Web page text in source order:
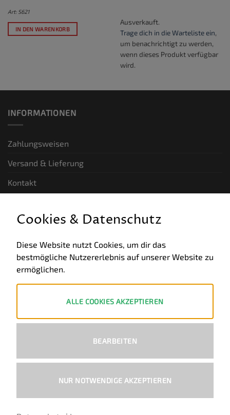
Art: S621
IN DEN WARENKORB
Ausverkauft.
Trage dich in die Warteliste ein,
um benachrichtigt zu werden,
wenn dieses Produkt verfügbar
wird.
INFORMATIONEN
Zahlungsweisen
Versand & Lieferung
Kontakt
Allgemeine Geschäftsbedingungen
Datenschutz
PayPal Visa MasterCard
Bank
Cookies & Datenschutz
Diese Website nutzt Cookies, um dir das
bestmögliche Nutzererlebnis auf unserer Website zu
ermöglichen.
ALLE COOKIES AKZEPTIEREN
BEARBEITEN
NUR NOTWENDIGE AKZEPTIEREN